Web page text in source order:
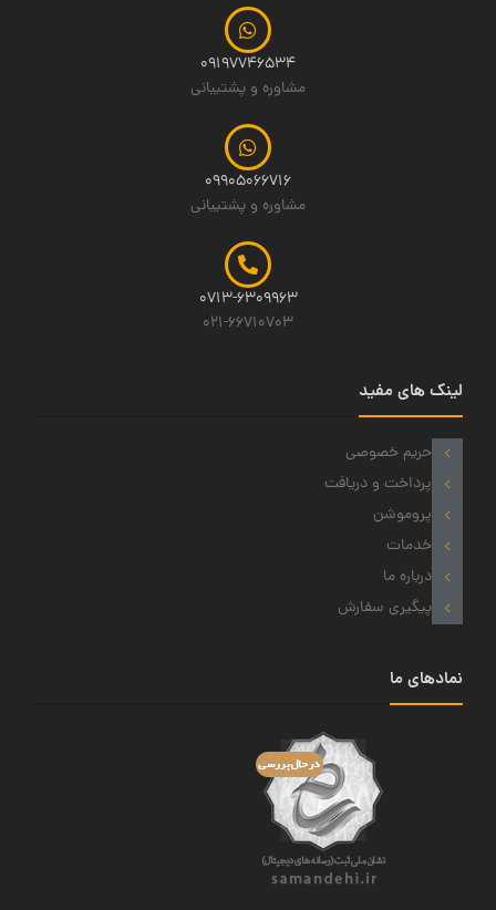
09197746534
مشاوره و پشتیبانی
09905066716
مشاوره و پشتیبانی
0713-6309963
021-66710703
لینک های مفید
حریم خصوصی
پرداخت و دریافت
پروموشن
خدمات
درباره ما
پیگیری سفارش
نمادهای ما